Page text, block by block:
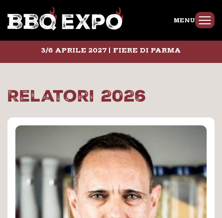
MENU
3/6 APRILE 2027 | FIERE DI PARMA
Relatori 2026